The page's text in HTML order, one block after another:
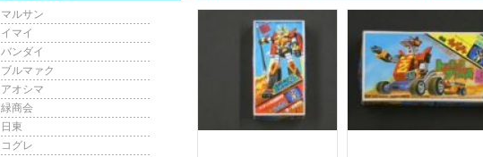
マルサン
イマイ
バンダイ
ブルマァク
アオシマ
緑商会
日東
コグレ